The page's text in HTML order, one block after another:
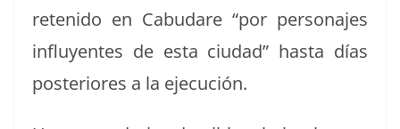
retenido en Cabu­dare “por per­son­ajes
influyentes de esta ciu­dad” has­ta días
pos­te­ri­ores a la ejecución.